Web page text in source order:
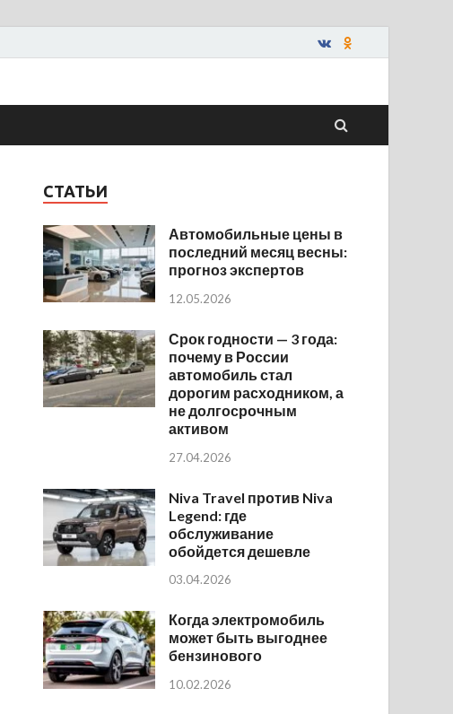
СТАТЬИ
Автомобильные цены в
последний месяц весны:
прогноз экспертов
12.05.2026
Срок годности — 3 года:
почему в России
автомобиль стал
дорогим расходником, а
не долгосрочным
активом
27.04.2026
Niva Travel против Niva
Legend: где
обслуживание
обойдется дешевле
03.04.2026
Когда электромобиль
может быть выгоднее
бензинового
10.02.2026